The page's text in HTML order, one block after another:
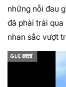
những nỗi đau
đã phải trải
nhan sắc vượt